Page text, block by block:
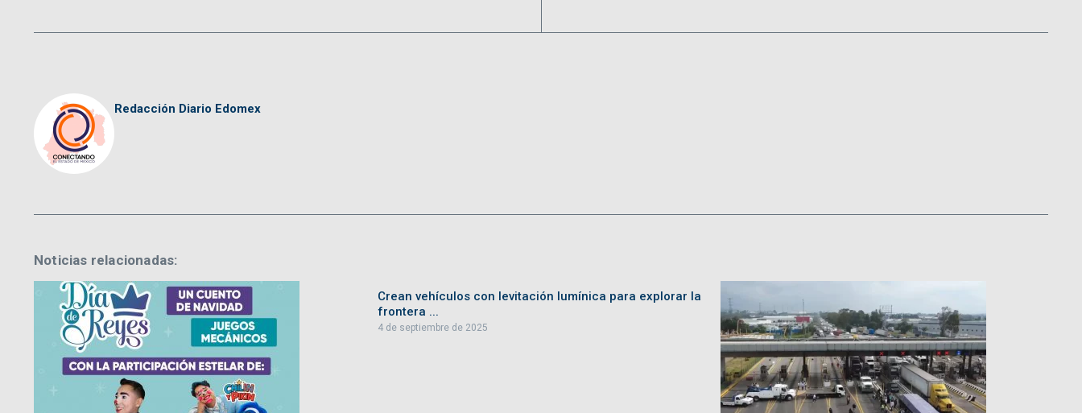
Redacción Diario Edomex
Noticias relacionadas:
Crean vehículos con levitación lumínica para explorar la
frontera ...
4 de septiembre de 2025